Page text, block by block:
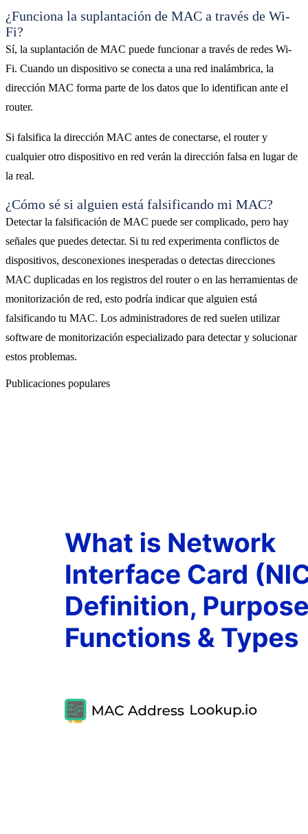
¿Funciona la suplantación de MAC a través de Wi-
Fi?
Sí, la suplantación de MAC puede funcionar a través de redes Wi-
Fi. Cuando un dispositivo se conecta a una red inalámbrica, la
dirección MAC forma parte de los datos que lo identifican ante el
router.
Si falsifica la dirección MAC antes de conectarse, el router y
cualquier otro dispositivo en red verán la dirección falsa en lugar de
la real.
¿Cómo sé si alguien está falsificando mi MAC?
Detectar la falsificación de MAC puede ser complicado, pero hay
señales que puedes detectar. Si tu red experimenta conflictos de
dispositivos, desconexiones inesperadas o detectas direcciones
MAC duplicadas en los registros del router o en las herramientas de
monitorización de red, esto podría indicar que alguien está
falsificando tu MAC. Los administradores de red suelen utilizar
software de monitorización especializado para detectar y solucionar
estos problemas.
Publicaciones populares